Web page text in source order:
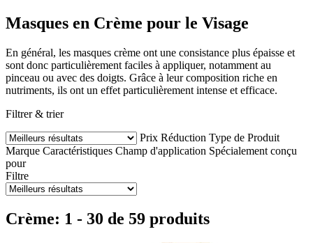
Masques en Crème pour le Visage
En général, les masques crème ont une consistance plus épaisse et
sont donc particulièrement faciles à appliquer, notamment au
pinceau ou avec des doigts. Grâce à leur composition riche en
nutriments, ils ont un effet particulièrement intense et efficace.
Filtrer & trier
Prix Réduction Type de Produit
Marque Caractéristiques Champ d'application Spécialement conçu
pour
Filtre
Crème: 1 - 30 de 59 produits